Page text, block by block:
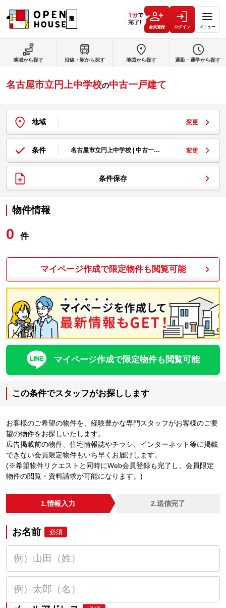
会員登録 ログイン メニュー
名古屋市立円上中学校の中古一戸建て
地域 変更
条件 名古屋市立円上中学校 | 中古一… 変更
条件保存
物件情報
0 件
マイページ作成で限定物件も閲覧可能
マイページ作成で限定物件も閲覧可能
この条件でスタッフがお探しします
お客様のご希望の物件を、経験豊かな専門スタッフがお客様のご要
望の物件をお探しいたします。
広告掲載前の物件、住宅情報誌やチラシ、インターネット等に掲載
できない会員限定物件もいち早くお届けします。
(※希望物件リクエストと同時にWeb会員登録も完了し、会員限定
物件の閲覧・資料請求が可能になります。)
1.情報入力 2.送信完了
お名前 必須
地域から探す 沿線・駅から探す 地図から探す 通勤・通学から探す